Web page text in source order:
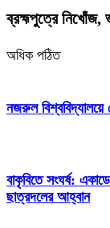
ব্রহ্মপুত্রে নিখোঁজ,
অধিক পঠিত
নজরুল বিশ্ববিদ্যালয়ে
বাকৃবিতে সংঘর্ষ:
ছাত্রদলের আহ্বান